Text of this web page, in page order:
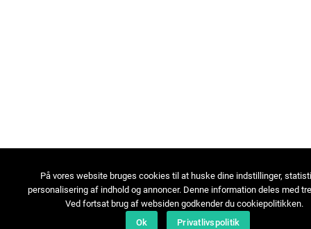
På vores website bruges cookies til at huske dine indstillinger,
personalisering af indhold og annoncer. Denne information deles med
Ved fortsat brug af websiden godkender du cookiepolitikken.
Ok
Privatlivspolitik